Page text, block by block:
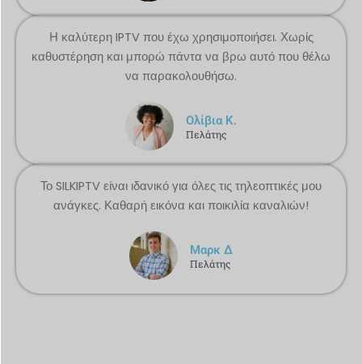
Η καλύτερη IPTV που έχω χρησιμοποιήσει. Χωρίς
καθυστέρηση και μπορώ πάντα να βρω αυτό που θέλω
να παρακολουθήσω.
Ολίβια Κ.
Πελάτης
Το SILKIPTV είναι ιδανικό για όλες τις τηλεοπτικές μου
ανάγκες. Καθαρή εικόνα και ποικιλία καναλιών!
Μαρκ Δ
Πελάτης